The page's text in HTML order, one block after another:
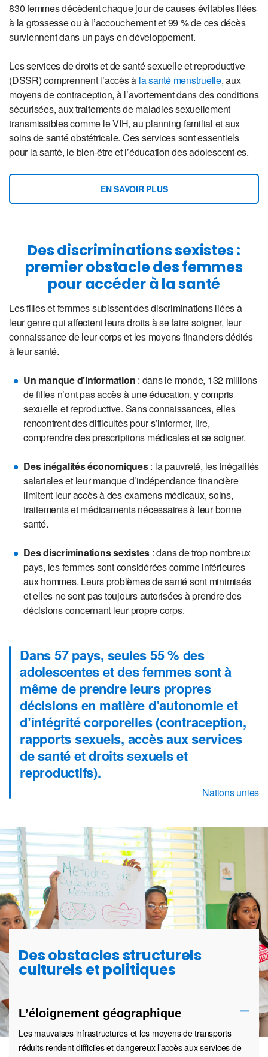
830 femmes décèdent chaque jour de causes évitables liées
à la grossesse ou à l’accouchement et 99 % de ces décès
surviennent dans un pays en développement.
Les services de droits et de santé sexuelle et reproductive
(DSSR) comprennent l’accès à la santé menstruelle, aux
moyens de contraception, à l’avortement dans des conditions
sécurisées, aux traitements de maladies sexuellement
transmissibles comme le VIH, au planning familial et aux
soins de santé obstétricale. Ces services sont essentiels
pour la santé, le bien-être et l’éducation des adolescent·es.
EN SAVOIR PLUS
Des discriminations sexistes :
premier obstacle des femmes
pour accéder à la santé
Les filles et femmes subissent des discriminations liées à
leur genre qui affectent leurs droits à se faire soigner, leur
connaissance de leur corps et les moyens financiers dédiés
à leur santé.
Un manque d’information : dans le monde, 132 millions
de filles n’ont pas accès à une éducation, y compris
sexuelle et reproductive. Sans connaissances, elles
rencontrent des difficultés pour s’informer, lire,
comprendre des prescriptions médicales et se soigner.
Des inégalités économiques: la pauvreté, les inégalités
salariales et leur manque d’indépendance financière
limitent leur accès à des examens médicaux, soins,
traitements et médicaments nécessaires à leur bonne
santé.
Des discriminations sexistes : dans de trop nombreux
pays, les femmes sont considérées comme inférieures
aux hommes. Leurs problèmes de santé sont minimisés
et elles ne sont pas toujours autorisées à prendre des
décisions concernant leur propre corps.
Dans 57 pays, seules 55 % des
adolescentes et des femmes sont à
même de prendre leurs propres
décisions en matière d’autonomie et
d’intégrité corporelles (contraception,
rapports sexuels, accès aux services
de santé et droits sexuels et
reproductifs).
Nations unies
Des obstacles structurels
culturels et politiques
L’éloignement géographique
Les mauvaises infrastructures et les moyens de transports
réduits rendent difficiles et dangereux l’accès aux services de